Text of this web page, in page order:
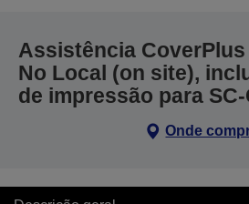
Assistência CoverPlus
No Local (on site),
de impressão para SC-
Onde